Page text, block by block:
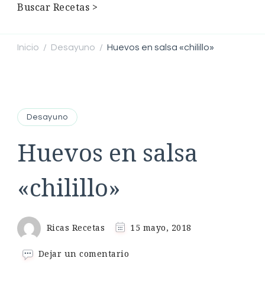
Buscar Recetas >
Inicio / Desayuno / Huevos en salsa «chilillo»
Desayuno
Huevos en salsa
«chilillo»
Ricas Recetas 15 mayo, 2018
Dejar un comentario